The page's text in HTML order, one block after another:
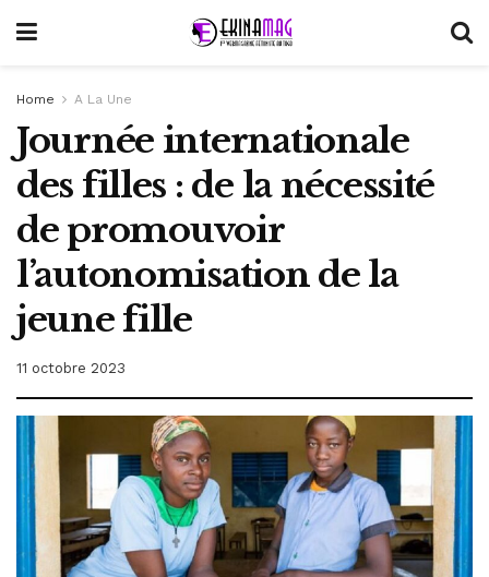
Home A La Une
Journée internationale
des filles : de la nécessité
de promouvoir
l’autonomisation de la
jeune fille
11 octobre 2023